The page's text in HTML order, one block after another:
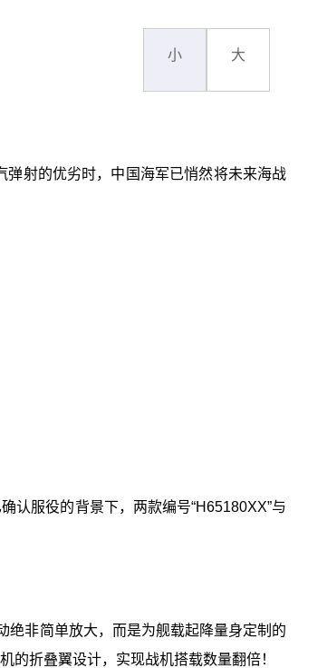
小 大
射的优劣时，中国海军已悄然将未来海战
认服役的背景下，两款编号“H65180XX”与
非简单放大，而是为舰载起降量身定制的
的折叠翼设计，实现战机搭载数量翻倍！